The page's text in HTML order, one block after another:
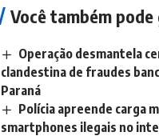
Você também
Operação desmantela
clandestina de fraudes
Paraná
Polícia apreende carga
smartphones ilegais no